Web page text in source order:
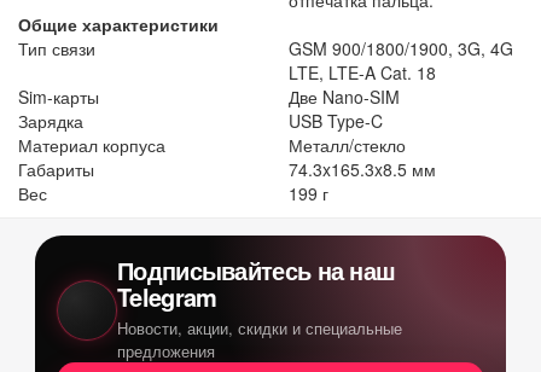
Общие характеристики
Тип связи
GSM 900/1800/1900, 3G, 4G
LTE, LTE-A Cat. 18
Sim-карты
Две Nano-SIM
Зарядка
USB Type-C
Материал корпуса
Металл/стекло
Габариты
74.3x165.3x8.5 мм
Вес
199 г
Подписывайтесь на наш
Telegram
Новости, акции, скидки и специальные
предложения